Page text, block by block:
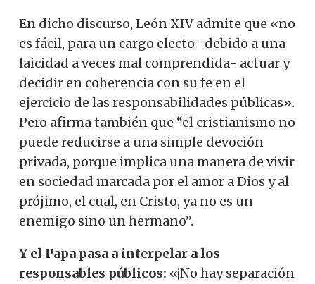
En dicho discurso, León XIV admite que «no
es fácil, para un cargo electo -debido a una
laicidad a veces mal comprendida- actuar y
decidir en coherencia con su fe en el
ejercicio de las responsabilidades públicas».
Pero afirma también que “el cristianismo no
puede reducirse a una simple devoción
privada, porque implica una manera de vivir
en sociedad marcada por el amor a Dios y al
prójimo, el cual, en Cristo, ya no es un
enemigo sino un hermano”.
Y el Papa pasa a interpelar a los
responsables públicos: «¡No hay separación